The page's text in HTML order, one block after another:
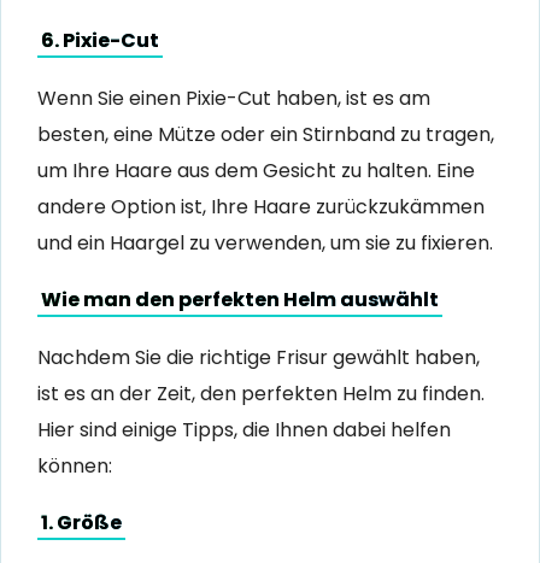
6. Pixie-Cut
Wenn Sie einen Pixie-Cut haben, ist es am
besten, eine Mütze oder ein Stirnband zu tragen,
um Ihre Haare aus dem Gesicht zu halten. Eine
andere Option ist, Ihre Haare zurückzukämmen
und ein Haargel zu verwenden, um sie zu fixieren.
Wie man den perfekten Helm auswählt
Nachdem Sie die richtige Frisur gewählt haben,
ist es an der Zeit, den perfekten Helm zu finden.
Hier sind einige Tipps, die Ihnen dabei helfen
können:
1. Größe